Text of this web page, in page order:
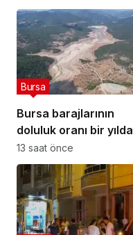
Bursa barajlarının
doluluk oranı bir yılda
yüzde 24,9’dan yüzde
81’e yükseldi
Bursa
13 saat önce